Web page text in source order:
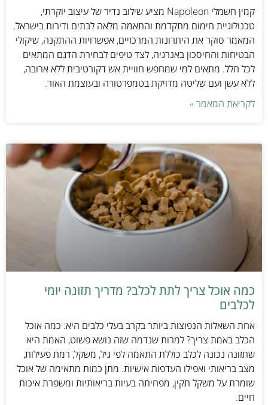
קמין חשמלי Napoleon מציע שילוב נדיר של עיצוב יוקרתי,
טכנולוגיית חימום מתקדמת והתאמה מלאה לבתים ודירות בישראל.
המאמר סוקר את היתרונות המרכזיים, אפשרויות ההתקנה, שיקולי
הבטיחות והחיסכון באנרגיה, לצד טיפים לבחירת הדגם המתאים
לכל חלל. מתאים למי שמחפש חוויית אש דקורטיבית ללא ארובה,
ללא עשן ועם שליטה מדויקת בטמפרטורה ובעוצמת האור.
לקריאת המאמר »
כמה אוכל צריך לתת לכלב? מדריך תזונה יומי
לכלבים
אחת השאלות הנפוצות ביותר בקרב בעלי כלבים היא: כמה אוכל
הכלב באמת צריך? למרות שנדמה שזה נושא פשוט, האמת היא
שתזונה נכונה לכלב כוללת התאמה לפי גיל, משקל, רמת פעילות,
מצב בריאותי ואפילו העדפות אישיות. מתן כמות מתאימה של אוכל
שומרת על משקל תקין, מפחיתה בעיות בריאותיות ומשפרת איכות
חיים.